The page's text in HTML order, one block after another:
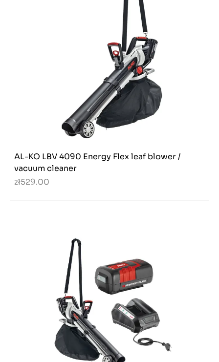
AL-KO LBV 4090 Energy Flex leaf blower /
vacuum cleaner
zł529.00